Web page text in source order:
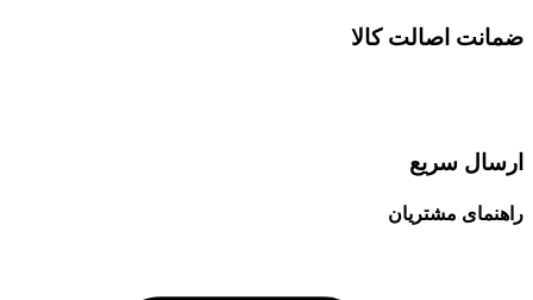
ضمانت اصالت کالا
ارسال سریع
راهنمای مشتریان